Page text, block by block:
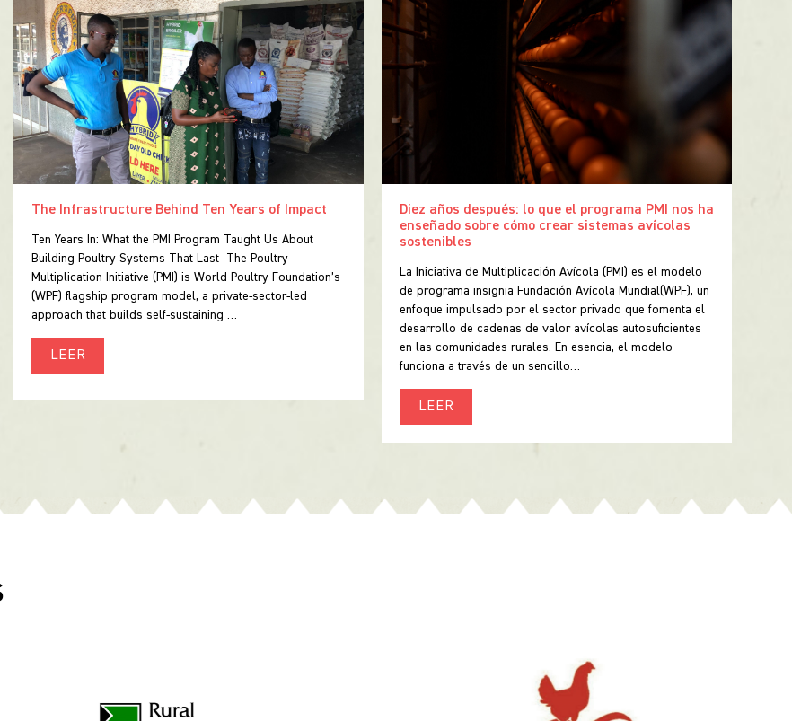
The Infrastructure Behind Ten Years of Impact
Ten Years In: What the PMI Program Taught Us About
Building Poultry Systems That Last The Poultry
Multiplication Initiative (PMI) is World Poultry Foundation’s
(WPF) flagship program model, a private-sector-led
approach that builds self-sustaining …
LEER
Diez años después: lo que el programa PMI nos ha
enseñado sobre cómo crear sistemas avícolas
sostenibles
La Iniciativa de Multiplicación Avícola (PMI) es el modelo
de programa insignia Fundación Avícola Mundial(WPF), un
enfoque impulsado por el sector privado que fomenta el
desarrollo de cadenas de valor avícolas autosuficientes
en las comunidades rurales. En esencia, el modelo
funciona a través de un sencillo…
LEER